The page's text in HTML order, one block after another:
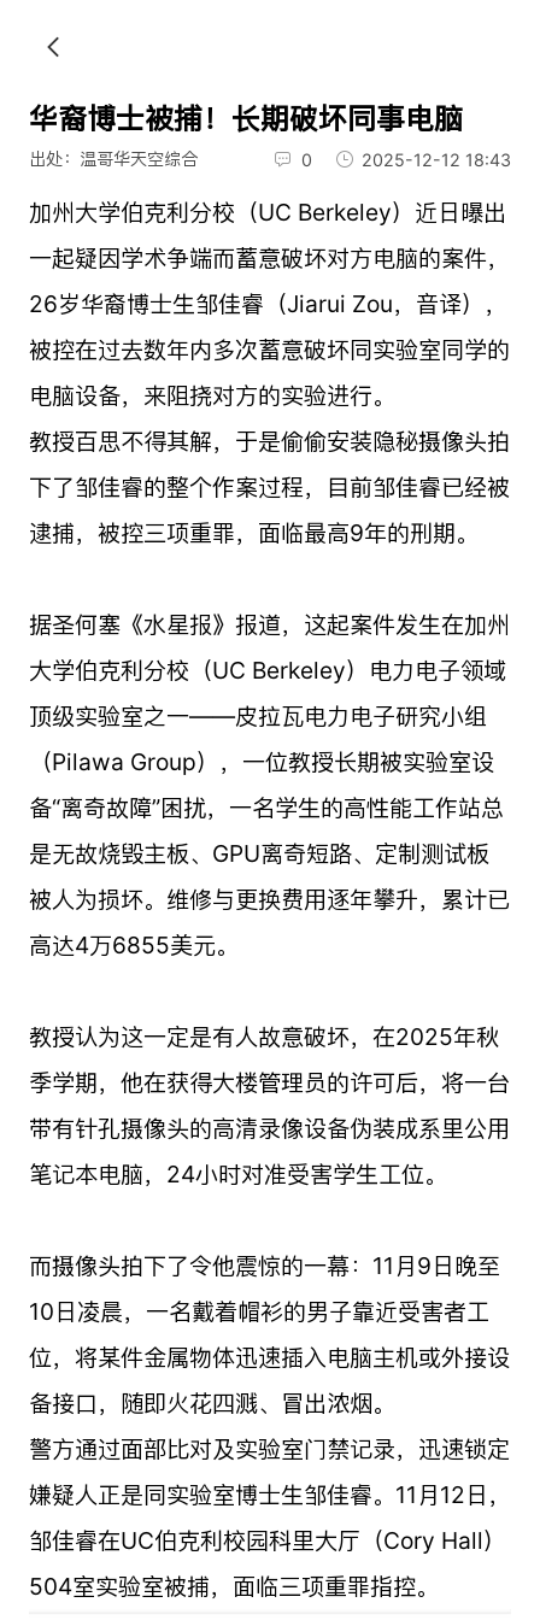
华裔博士被捕！长期破坏同事电脑
出处：温哥华天空综合 0 2025-12-12 18:43
加州大学伯克利分校（UC Berkeley）近日曝出
一起疑因学术争端而蓄意破坏对方电脑的案件，
26岁华裔博士生邹佳睿（Jiarui Zou，音译），
被控在过去数年内多次蓄意破坏同实验室同学的
电脑设备，来阻挠对方的实验进行。
教授百思不得其解，于是偷偷安装隐秘摄像头拍
下了邹佳睿的整个作案过程，目前邹佳睿已经被
逮捕，被控三项重罪，面临最高9年的刑期。
据圣何塞《水星报》报道，这起案件发生在加州
大学伯克利分校（UC Berkeley）电力电子领域
顶级实验室之一——皮拉瓦电力电子研究小组
（Pilawa Group），一位教授长期被实验室设
备“离奇故障”困扰，一名学生的高性能工作站总
是无故烧毁主板、GPU离奇短路、定制测试板
被人为损坏。维修与更换费用逐年攀升，累计已
高达4万6855美元。
教授认为这一定是有人故意破坏，在2025年秋
季学期，他在获得大楼管理员的许可后，将一台
带有针孔摄像头的高清录像设备伪装成系里公用
笔记本电脑，24小时对准受害学生工位。
而摄像头拍下了令他震惊的一幕：11月9日晚至
10日凌晨，一名戴着帽衫的男子靠近受害者工
位，将某件金属物体迅速插入电脑主机或外接设
备接口，随即火花四溅、冒出浓烟。
警方通过面部比对及实验室门禁记录，迅速锁定
嫌疑人正是同实验室博士生邹佳睿。11月12日，
邹佳睿在UC伯克利校园科里大厅（Cory Hall）
504室实验室被捕，面临三项重罪指控。